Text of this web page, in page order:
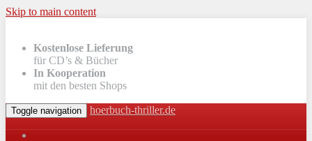
Skip to main content
Kostenlose Lieferung
für CD’s & Bücher
In Kooperation
mit den besten Shops
Toggle navigation hoerbuch-thriller.de